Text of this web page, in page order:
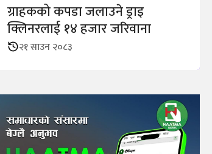
ग्राहकको कपडा जलाउने ड्राइ
क्लिनरलाई १४ हजार जरिवाना
२१ साउन २०८३